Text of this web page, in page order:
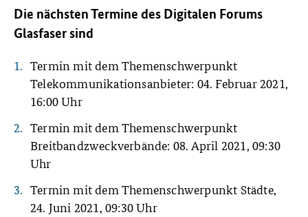
Die nächsten Termine des Digitalen Forums
Glasfaser sind
Termin mit dem Themenschwerpunkt
Telekommunikationsanbieter: 04. Februar 2021,
16:00 Uhr
Termin mit dem Themenschwerpunkt
Breitbandzweckverbände: 08. April 2021, 09:30
Uhr
Termin mit dem Themenschwerpunkt Städte,
24. Juni 2021, 09:30 Uhr